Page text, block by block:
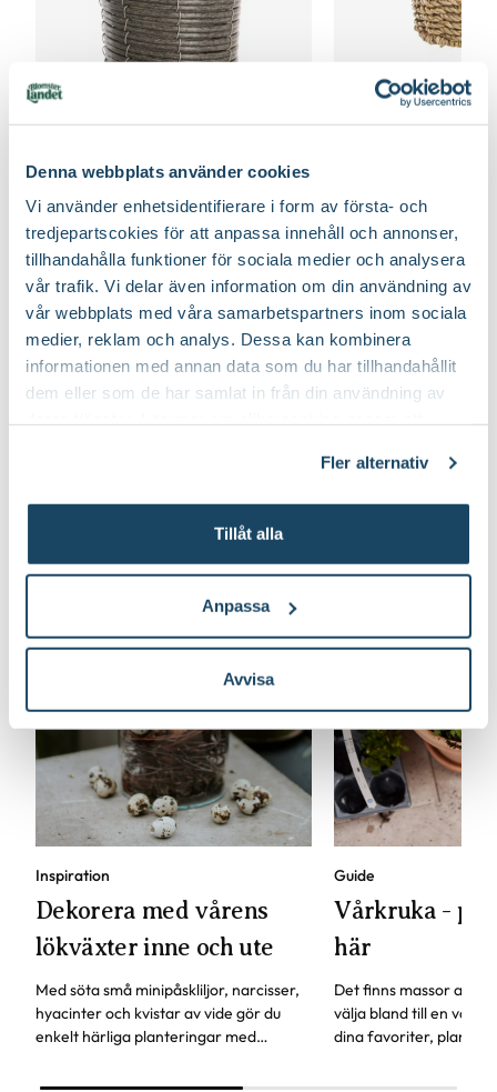
Denna webbplats använder cookies
Vi använder enhetsidentifierare i form av första- och
tredjepartscokies för att anpassa innehåll och annonser,
tillhandahålla funktioner för sociala medier och analysera
vår trafik. Vi delar även information om din användning av
vår webbplats med våra samarbetspartners inom sociala
medier, reklam och analys. Dessa kan kombinera
informationen med annan data som du har tillhandahållit
dem eller som de har samlat in från din användning av
Fler alternativ
Tillåt alla
Anpassa
Avvisa
Svenskt Sigill, Från Sverige Vad betyder märkningen?
Odlare
Art nr 296218
Online
Slut i lager
till Korgkruka Elton produktsida
Korgkruka Celina
Online
Till
Inspiration med vårens första blommor
Inspiration
Dekorera med vårens
lökväxter inne och ute
Med söta små minipåskliljor, narcisser,
hyacinter och kvistar av vide gör du
enkelt härliga planteringar med
både inomhus och på trappan.
Guide
Vårkruka -
här
Det finns massor av
välja bland till en
dina favoriter,
din vårkruka klar!